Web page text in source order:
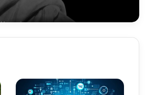
Чоловіки за кордоном не зможуть
для ПМЖ: переваги та недоліки
країни